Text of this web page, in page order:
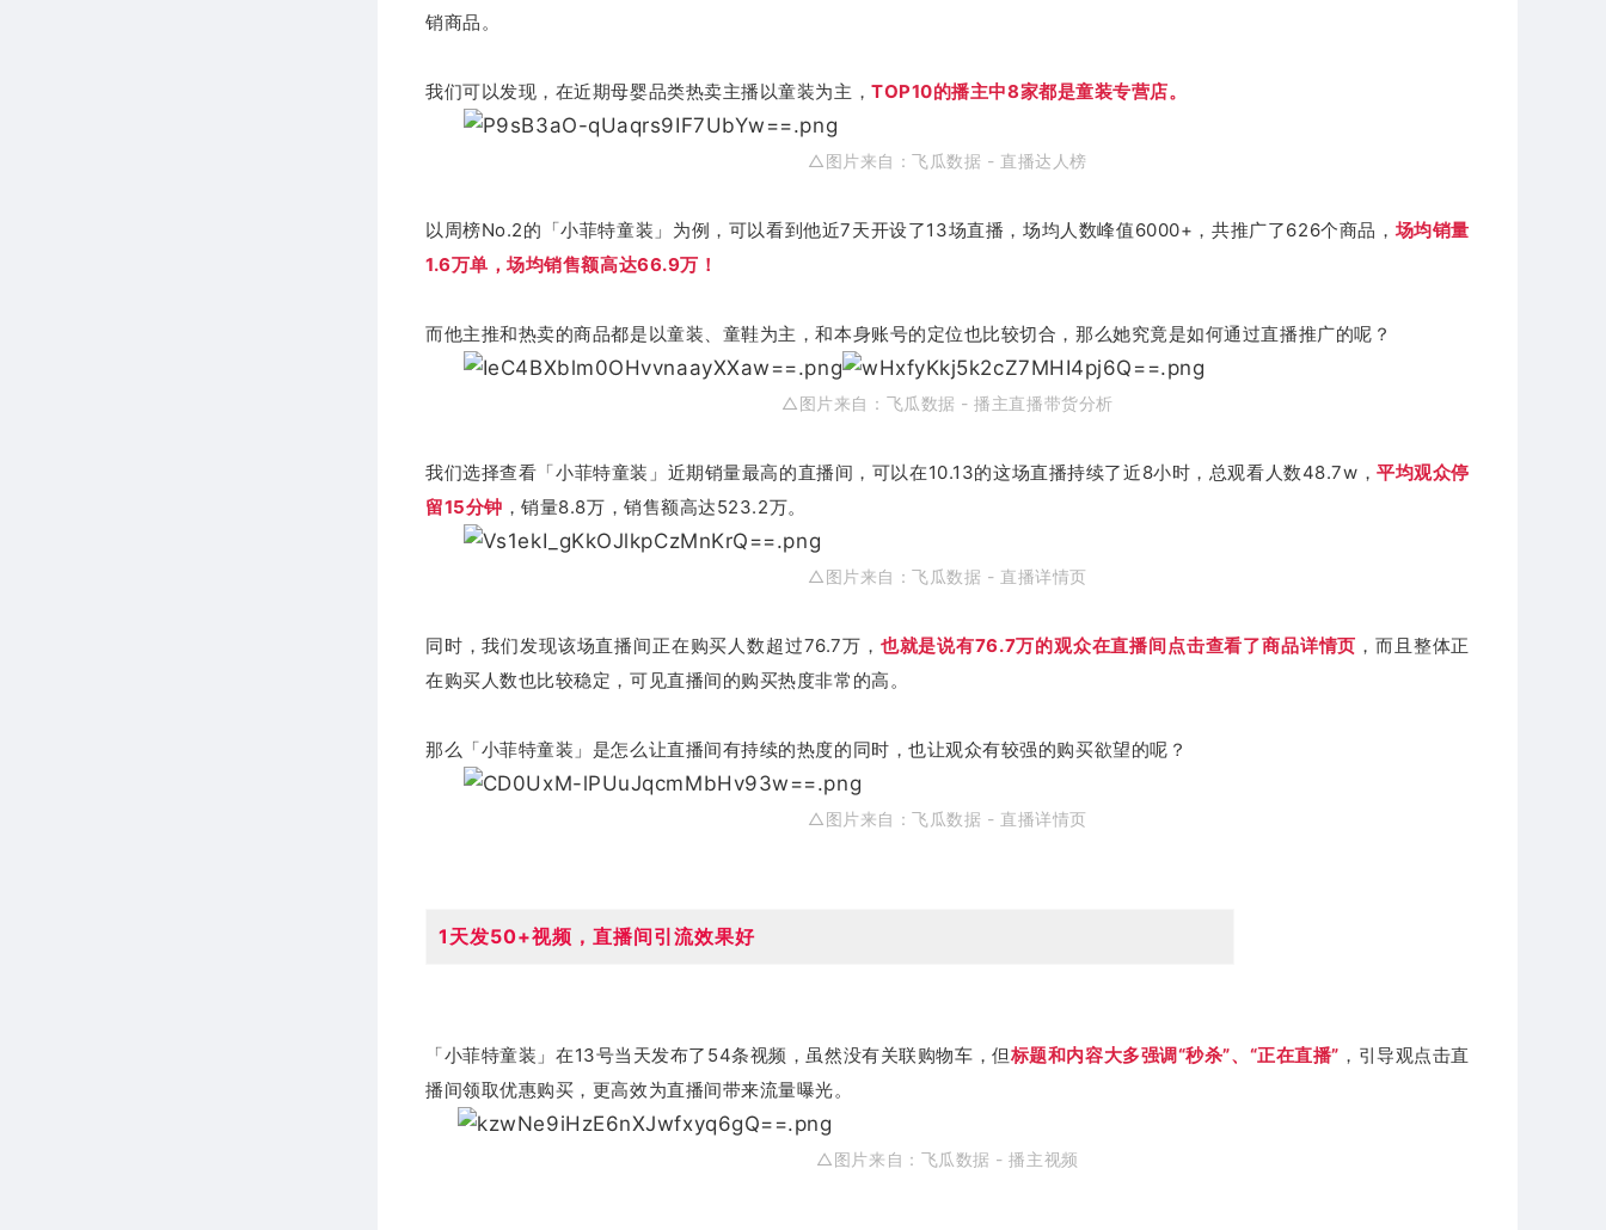
销商品。
我们可以发现，在近期母婴品类热卖主播以童装为主，TOP10的播主中8家都是童装专营店。
△图片来自：飞瓜数据 - 直播达人榜
以周榜No.2的「小菲特童装」为例，可以看到他近7天开设了13场直播，场均人数峰值6000+，共推广了626个商品，场均销量
1.6万单，场均销售额高达66.9万！
而他主推和热卖的商品都是以童装、童鞋为主，和本身账号的定位也比较切合，那么她究竟是如何通过直播推广的呢？
△图片来自： 飞瓜数据 - 播主直播带货分析
我们选择查看「小菲特童装」近期销量最高的直播间，可以在10.13的这场直播持续了近8小时，总观看人数48.7w，平均观众停
留15分钟 ，销量8.8万，销售额高达523.2万。
△图片来自：飞瓜数据 - 直播详情页
同时，我们发现该场直播间正在购买人数超过76.7万， 也就是说有76.7万的观众在直播间点击查看了商品详情页 ，而且整体正
在购买人数也比较稳定，可见直播间的购买热度非常的高。
那么「小菲特童装」是怎么让直播间有持续的热度的同时，也让观众有较强的购买欲望的呢？
△图片来自：飞瓜数据 - 直播详情页
1天发50+视频，直播间引流效果好
「小菲特童装」在13号当天发布了54条视频，虽然没有关联购物车，但标题和内容大多强调“秒杀”、“正在直播” ，引导观点击直
播间领取优惠购买，更高效为直播间带来流量曝光。
△图片来自： 飞瓜数据 - 播主视频